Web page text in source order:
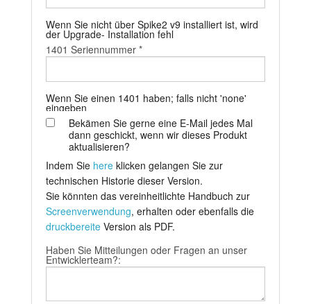
Wenn Sie nicht über Spike2 v9 installiert ist, wird
der Upgrade- Installation fehl
1401 Seriennummer *
Wenn Sie einen 1401 haben; falls nicht 'none'
eingeben
Bekämen Sie gerne eine E-Mail jedes Mal
dann geschickt, wenn wir dieses Produkt
aktualisieren?
Indem Sie hereklicken gelangen Sie zur
technischen Historie dieser Version.
Sie könnten das vereinheitlichte Handbuch zur
Screenverwendung, erhalten oder ebenfalls die
druckbereiteVersion als PDF.
Haben Sie Mitteilungen oder Fragen an unser
Entwicklerteam?: